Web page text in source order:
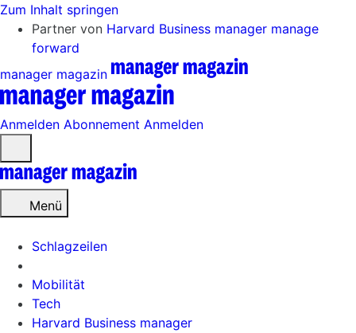
Zum Inhalt springen
Partner von Harvard Business manager manage
forward
manager magazin
Anmelden Abonnement Anmelden
öffnen
Menü
Schlagzeilen
Mobilität
Tech
Harvard Business manager